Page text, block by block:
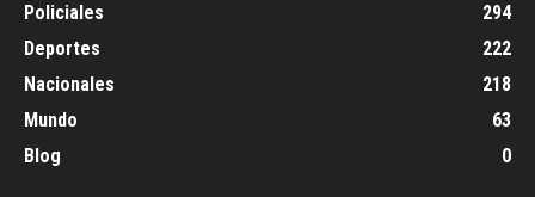
Policiales
294
Deportes
222
Nacionales
218
Mundo
63
Blog
0